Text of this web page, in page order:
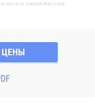
крепление
корпусов возможно
глухое основание
укомплектованы
элементов.
за счет
ЦЕНЫ